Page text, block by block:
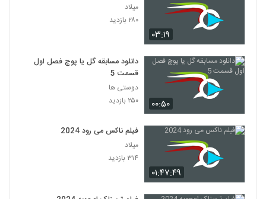
۰۳:۱۹
میلاد
۲۸۰ بازدید
۰۰:۵۰
دانلود مسابقه گل یا پوچ فصل اول
قسمت 5
دوستی ها
۲۵۰ بازدید
۰۱:۴۷:۴۹
فیلم ناکس می رود 2024
میلاد
۳۱۴ بازدید